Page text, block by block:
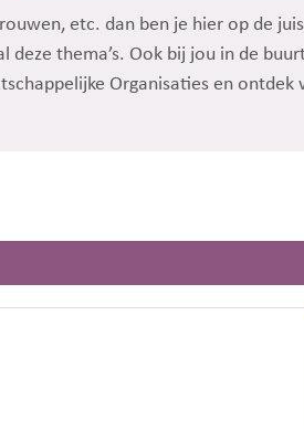
etc. dan ben je hier op de
thema’s. Ook bij jou in de
Organisaties en